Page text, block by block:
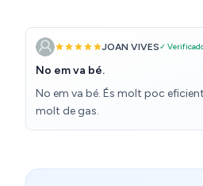
JOAN VIVES✓
No em va bé.
No em va bé. És molt poc
molt de gas.